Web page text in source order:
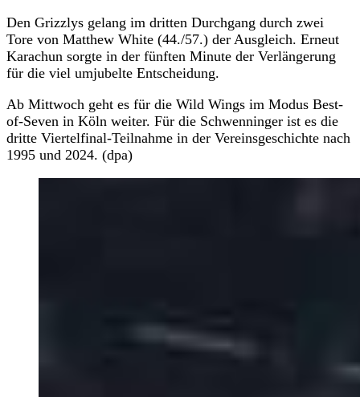
Den Grizzlys gelang im dritten Durchgang durch zwei
Tore von Matthew White (44./57.) der Ausgleich. Erneut
Karachun sorgte in der fünften Minute der Verlängerung
für die viel umjubelte Entscheidung.
Ab Mittwoch geht es für die Wild Wings im Modus Best-
of-Seven in Köln weiter. Für die Schwenninger ist es die
dritte Viertelfinal-Teilnahme in der Vereinsgeschichte nach
1995 und 2024. (dpa)